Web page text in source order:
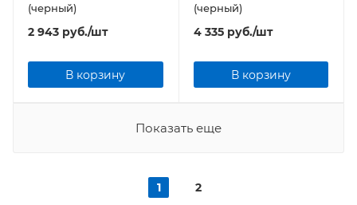
(черный)
2 943 руб./шт
В корзину
(черный)
4 335руб./шт
В корзину
Показать еще
1 2